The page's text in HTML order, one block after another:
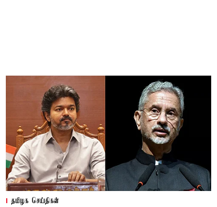
தமிழக செய்திகள்